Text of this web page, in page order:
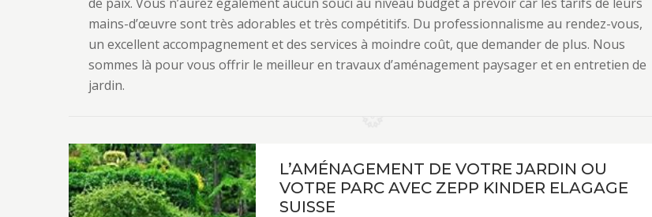
mains-d’œuvre sont très adorables et très compétitifs. Du professionnalisme au rendez-vous,
un excellent accompagnement et des services à moindre coût, que demander de plus. Nous
sommes là pour vous offrir le meilleur en travaux d’aménagement paysager et en entretien de
jardin.
L’AMÉNAGEMENT DE VOTRE JARDIN OU
VOTRE PARC AVEC ZEPP KINDER ELAGAGE
SUISSE